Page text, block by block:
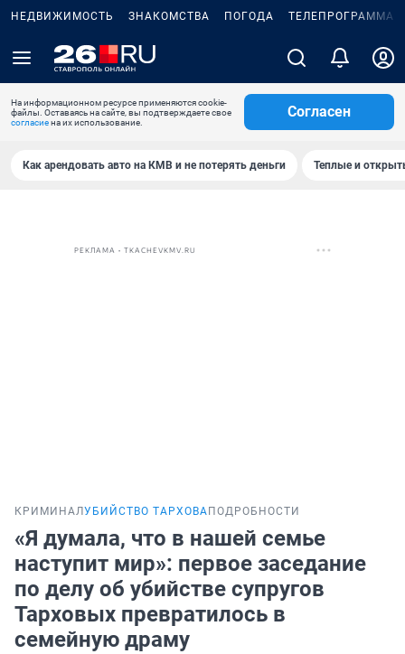
НЕДВИЖИМОСТЬ ЗНАКОМСТВА ПОГОДА ТЕЛЕПРОГРАММА
На информационном ресурсе применяются cookie-
файлы. Оставаясь на сайте, вы подтверждаете свое
согласиена их использование.
Согласен
Как арендовать авто на КМВ и не потерять деньги Теплые и
РЕКЛАМА • TKACHEVKMV.RU
КРИМИНАЛУБИЙСТВО ТАРХОВА ПОДРОБНОСТИ
«Я думала, что в нашей семье
наступит мир»: первое заседание
по делу об убийстве супругов
Тарховых превратилось в
семейную драму